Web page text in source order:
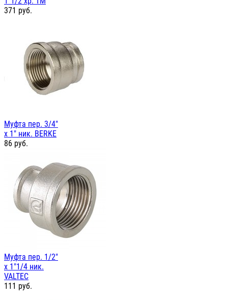
371 руб.
Муфта пер. 3/4"
х 1" ник. BERKE
86 руб.
Муфта пер. 1/2"
х 1"1/4 ник.
VALTEC
111 руб.